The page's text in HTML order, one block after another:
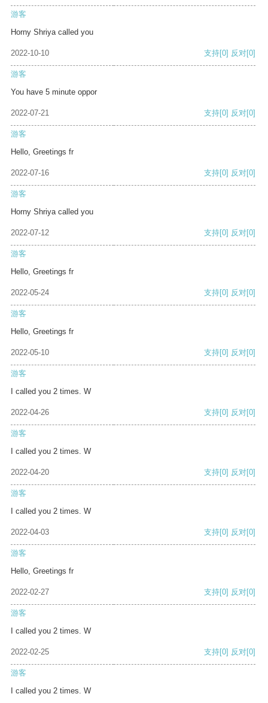
游客
Horny Shriya called you
2022-10-10 支持[0] 反对[0]
游客
You have 5 minute oppor
2022-07-21 支持[0] 反对[0]
游客
Hello, Greetings fr
2022-07-16 支持[0] 反对[0]
游客
Horny Shriya called you
2022-07-12 支持[0] 反对[0]
游客
Hello, Greetings fr
2022-05-24 支持[0] 反对[0]
游客
Hello, Greetings fr
2022-05-10 支持[0] 反对[0]
游客
I called you 2 times. W
2022-04-26 支持[0] 反对[0]
游客
I called you 2 times. W
2022-04-20 支持[0] 反对[0]
游客
I called you 2 times. W
2022-04-03 支持[0] 反对[0]
游客
Hello, Greetings fr
2022-02-27 支持[0] 反对[0]
游客
I called you 2 times. W
2022-02-25 支持[0] 反对[0]
游客
I called you 2 times. W